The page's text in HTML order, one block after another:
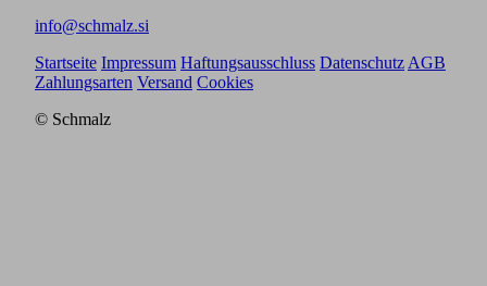
info@schmalz.si
Startseite Impressum Haftungsausschluss Datenschutz AGB
Zahlungsarten Versand Cookies
© Schmalz